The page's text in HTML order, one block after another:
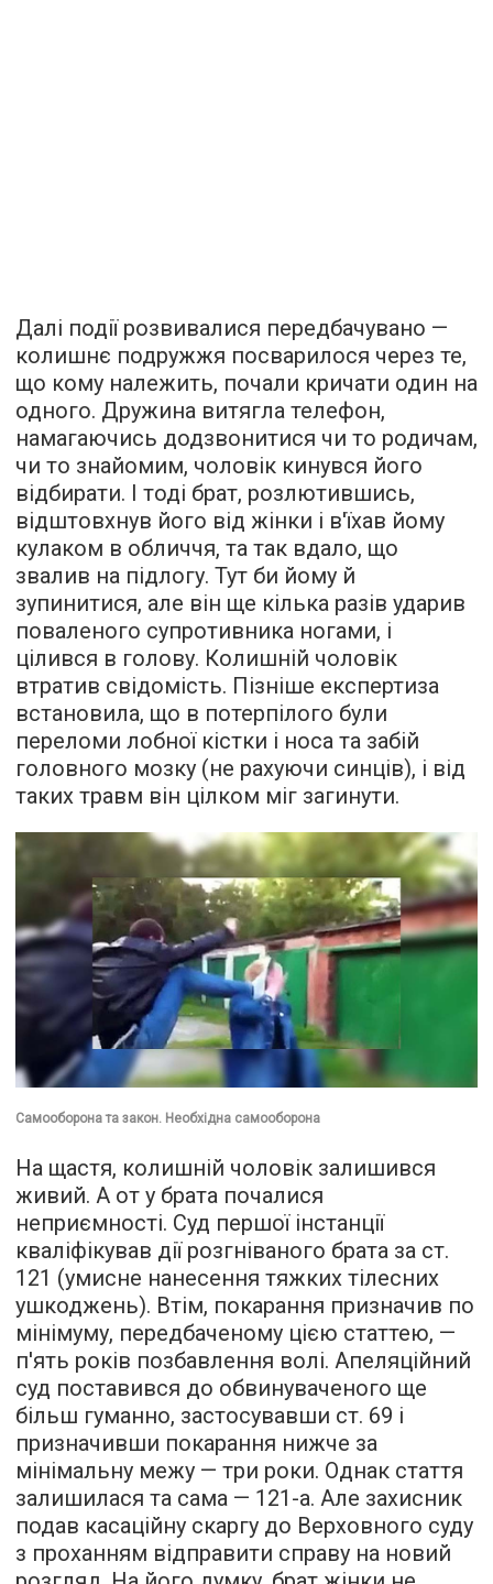
Далі події розвивалися передбачувано —
колишнє подружжя посварилося через те,
що кому належить, почали кричати один на
одного. Дружина витягла телефон,
намагаючись додзвонитися чи то родичам,
чи то знайомим, чоловік кинувся його
відбирати. І тоді брат, розлютившись,
відштовхнув його від жінки і в'їхав йому
кулаком в обличчя, та так вдало, що
звалив на підлогу. Тут би йому й
зупинитися, але він ще кілька разів ударив
поваленого супротивника ногами, і
цілився в голову. Колишній чоловік
втратив свідомість. Пізніше експертиза
встановила, що в потерпілого були
переломи лобної кістки і носа та забій
головного мозку (не рахуючи синців), і від
таких травм він цілком міг загинути.
Самооборона та закон. Необхідна самооборона
На щастя, колишній чоловік залишився
живий. А от у брата почалися
неприємності. Суд першої інстанції
кваліфікував дії розгніваного брата за ст.
121 (умисне нанесення тяжких тілесних
ушкоджень). Втім, покарання призначив по
мінімуму, передбаченому цією статтею, —
п'ять років позбавлення волі. Апеляційний
суд поставився до обвинуваченого ще
більш гуманно, застосувавши ст. 69 і
призначивши покарання нижче за
мінімальну межу — три роки. Однак стаття
залишилася та сама — 121-а. Але захисник
подав касаційну скаргу до Верховного суду
з проханням відправити справу на новий